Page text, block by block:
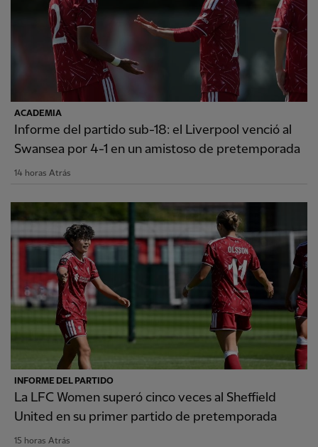
ACADEMIA
Informe del partido sub-18: el Liverpool venció al
Swansea por 4-1 en un amistoso de pretemporada
14 horas Atrás
INFORME DEL PARTIDO
La LFC Women superó cinco veces al Sheffield
United en su primer partido de pretemporada
15 horas Atrás